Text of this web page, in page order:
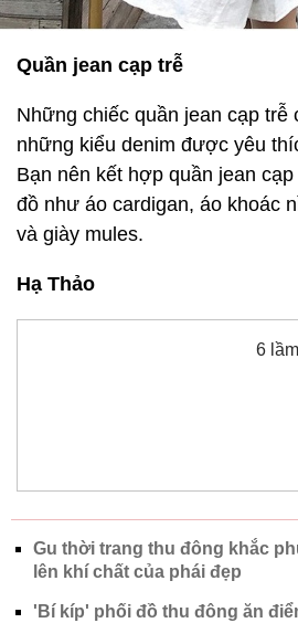
Quần jean cạp trễ
Những chiếc quần jean cạp trễ
những kiểu denim được yêu
Bạn nên kết hợp quần jean
đồ như áo cardigan, áo khoác
và giày mules.
Hạ Thảo
6
Gu thời trang thu đông khắc
lên khí chất của phái đẹp
'Bí kíp' phối đồ thu đông ăn